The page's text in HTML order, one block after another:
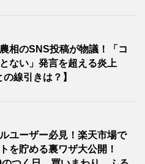
相のSNS投稿が物議！「コ
ない」発言を超える炎上
線引きは？】
ユーザー必見！楽天市場で
を貯める裏ワザ大公開！